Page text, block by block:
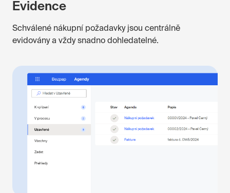
Evidence
Schválené nákupní požadavky jsou centrálně
evidovány a vždy snadno dohledatelné.